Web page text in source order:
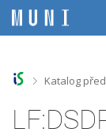
e
e
e
e
>Katalog